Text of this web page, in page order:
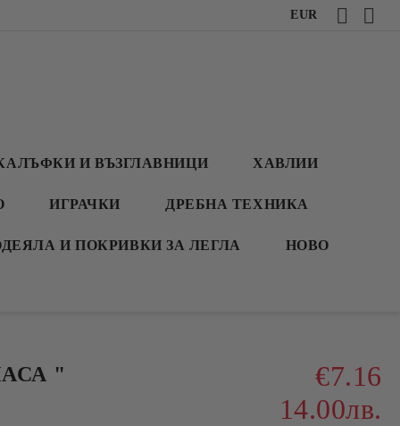
EUR
И ВЪЗГЛАВНИЦИ ХАВЛИИ
ИГРАЧКИ ДРЕБНА ТЕХНИКА
И ПОКРИВКИ ЗА ЛЕГЛА НОВО
"
€7.16
14.00лв.